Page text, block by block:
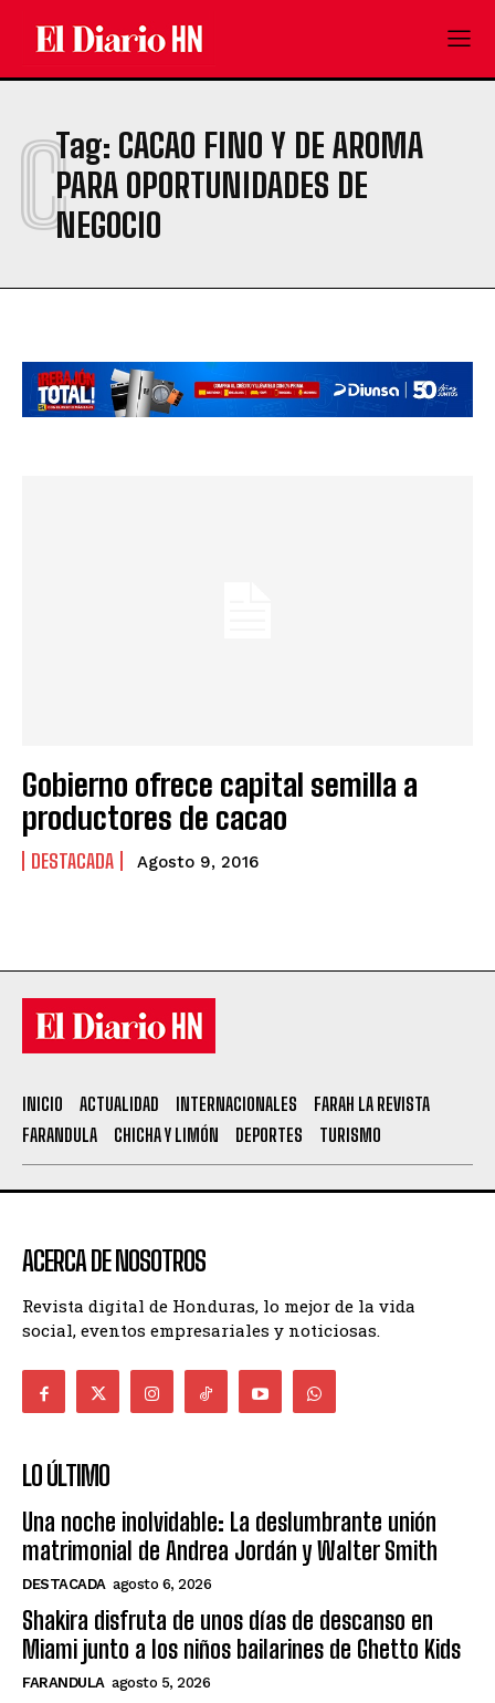
Tag: CACAO FINO Y DE AROMA
PARA OPORTUNIDADES DE
NEGOCIO
C
Gobierno ofrece capital semilla a
productores de cacao
DESTACADA Agosto 9, 2016
INICIO ACTUALIDAD INTERNACIONALES
FARAH LA REVISTA
FARANDULA
CHICHA Y LIMÓN DEPORTES TURISMO
ACERCA DE NOSOTROS
Revista digital de Honduras, lo mejor de la vida
social, eventos empresariales y noticiosas.
LO ÚLTIMO
Una noche inolvidable: La deslumbrante unión
matrimonial de Andrea Jordán y Walter Smith
DESTACADA agosto 6, 2026
Shakira disfruta de unos días de descanso en
Miami junto a los niños bailarines de Ghetto Kids
FARANDULA agosto 5, 2026